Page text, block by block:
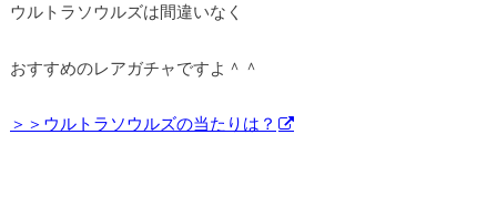
ウルトラソウルズは間違いなく
おすすめのレアガチャですよ＾＾
＞＞ウルトラソウルズの当たりは？